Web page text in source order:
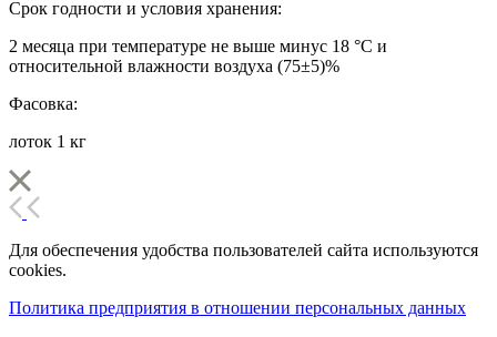
Срок годности и условия хранения:
2 месяца при температуре не выше минус 18 °С и
относительной влажности воздуха (75±5)%
Фасовка:
лоток 1 кг
Для обеспечения удобства пользователей сайта используются
cookies.
Политика предприятия в отношении персональных данных